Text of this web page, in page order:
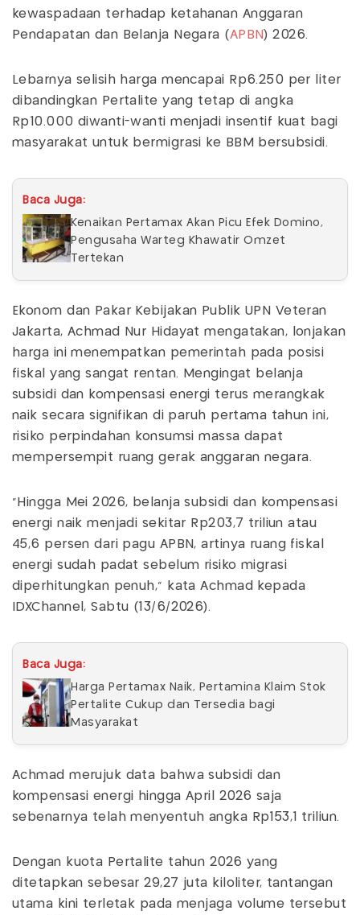
kewaspadaan terhadap ketahanan Anggaran
Pendapatan dan Belanja Negara (APBN) 2026.
Lebarnya selisih harga mencapai Rp6.250 per liter
dibandingkan Pertalite yang tetap di angka
Rp10.000 diwanti-wanti menjadi insentif kuat bagi
masyarakat untuk bermigrasi ke BBM bersubsidi.
Baca Juga:
Kenaikan Pertamax Akan Picu Efek Domino,
Pengusaha Warteg Khawatir Omzet
Tertekan
Ekonom dan Pakar Kebijakan Publik UPN Veteran
Jakarta, Achmad Nur Hidayat mengatakan, lonjakan
harga ini menempatkan pemerintah pada posisi
fiskal yang sangat rentan. Mengingat belanja
subsidi dan kompensasi energi terus merangkak
naik secara signifikan di paruh pertama tahun ini,
risiko perpindahan konsumsi massa dapat
mempersempit ruang gerak anggaran negara.
"Hingga Mei 2026, belanja subsidi dan kompensasi
energi naik menjadi sekitar Rp203,7 triliun atau
45,6 persen dari pagu APBN, artinya ruang fiskal
energi sudah padat sebelum risiko migrasi
diperhitungkan penuh," kata Achmad kepada
IDXChannel, Sabtu (13/6/2026).
Baca Juga:
Harga Pertamax Naik, Pertamina Klaim Stok
Pertalite Cukup dan Tersedia bagi
Masyarakat
Achmad merujuk data bahwa subsidi dan
kompensasi energi hingga April 2026 saja
sebenarnya telah menyentuh angka Rp153,1 triliun.
Dengan kuota Pertalite tahun 2026 yang
ditetapkan sebesar 29,27 juta kiloliter, tantangan
utama kini terletak pada menjaga volume tersebut